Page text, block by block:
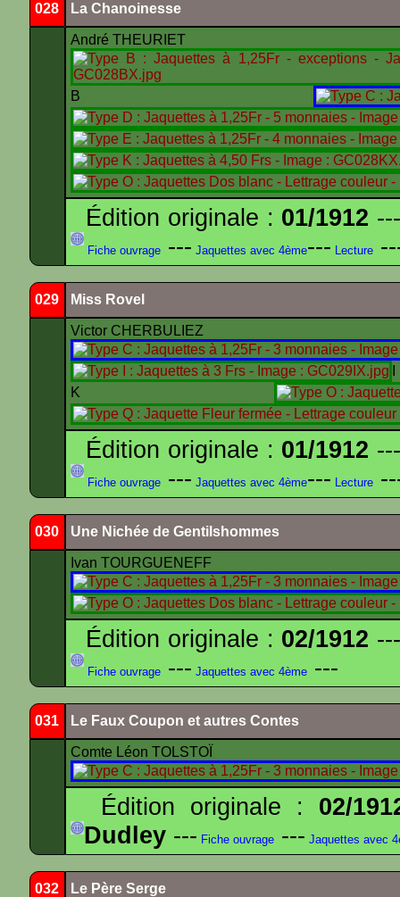
028 La Chanoinesse
André THEURIET
B
Édition originale : 01/1912
Fiche ouvrage --- Jaquettes avec 4ème--- Lecture
029 Miss Rovel
Victor CHERBULIEZ
K
Édition originale : 01/1912
Fiche ouvrage --- Jaquettes avec 4ème--- Lecture
030 Une Nichée de Gentilshommes
Ivan TOURGUENEFF
Édition originale : 02/1912
Fiche ouvrage --- Jaquettes avec 4ème ---
031 Le Faux Coupon et autres Contes
Comte Léon TOLSTOÏ
Édition originale : 02/
Dudley --- Fiche ouvrage --- Jaquettes avec
032 Le Père Serge